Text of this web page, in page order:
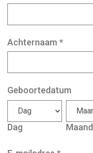
Achternaam *
Geboortedatum
Dag Maand